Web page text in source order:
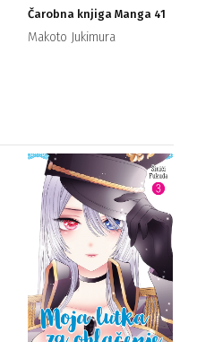
Čarobna knjiga Manga 41
Makoto Jukimura